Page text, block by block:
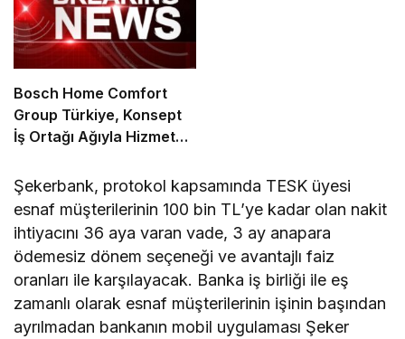
Bosch Home Comfort
Group Türkiye, Konsept
İş Ortağı Ağıyla Hizmet
Dönem Başlatıyor
Şekerbank, protokol kapsamında TESK üyesi
esnaf müşterilerinin 100 bin TL’ye kadar olan nakit
ihtiyacını 36 aya varan vade, 3 ay anapara
ödemesiz dönem seçeneği ve avantajlı faiz
oranları ile karşılayacak. Banka iş birliği ile eş
zamanlı olarak esnaf müşterilerinin işinin başından
ayrılmadan bankanın mobil uygulaması Şeker